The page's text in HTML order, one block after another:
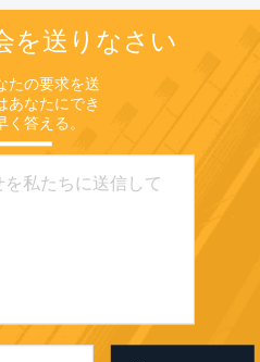
を送りなさい
たの要求を送
あなたにでき
く答える。